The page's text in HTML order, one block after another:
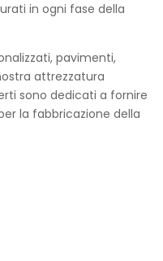
in ogni fase della
pavimenti,
attrezzatura
sono dedicati a fornire
la fabbricazione della